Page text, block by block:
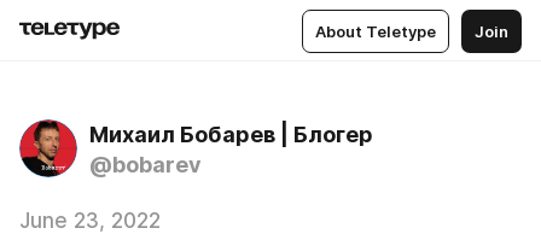
About Teletype Join
Михаил Бобарев | Блогер
@bobarev
June 23, 2022